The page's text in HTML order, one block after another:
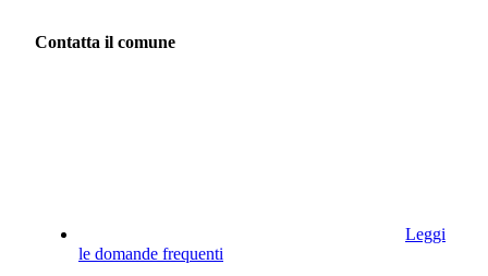
Contatta il comune
Leggi
le domande frequenti